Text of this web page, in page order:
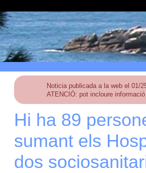
Noticia publicada a la web el 01/
ATENCIÓ: pot incloure
Hi ha 89
sumant els
dos